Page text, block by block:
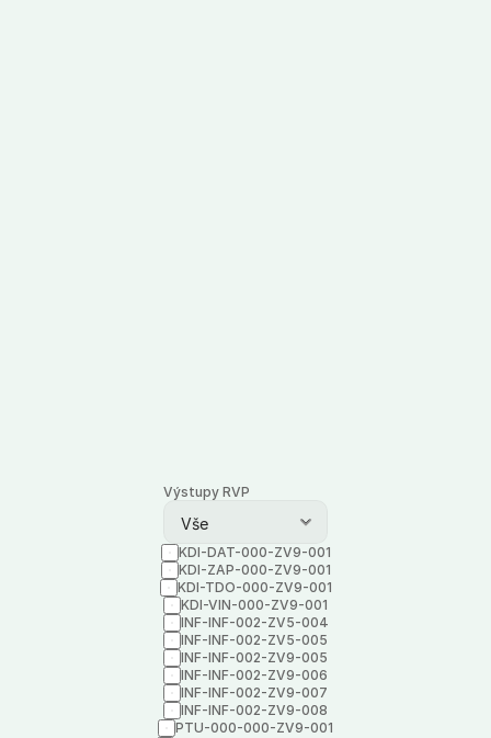
Výstupy RVP
KDI-DAT-000-ZV9-001
KDI-ZAP-000-ZV9-001
KDI-TDO-000-ZV9-001
KDI-VIN-000-ZV9-001
INF-INF-002-ZV5-004
INF-INF-002-ZV5-005
INF-INF-002-ZV9-005
INF-INF-002-ZV9-006
INF-INF-002-ZV9-007
INF-INF-002-ZV9-008
PTU-000-000-ZV9-001